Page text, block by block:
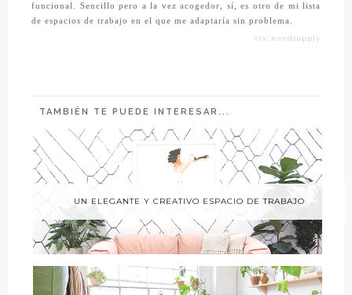
funcional. Sencillo pero a la vez acogedor, sí, es otro de mi lista
de espacios de trabajo en el que me adaptaría sin problema.
vía: needsupply
TAMBIÉN TE PUEDE INTERESAR...
UN ELEGANTE Y CREATIVO ESPACIO DE TRABAJO